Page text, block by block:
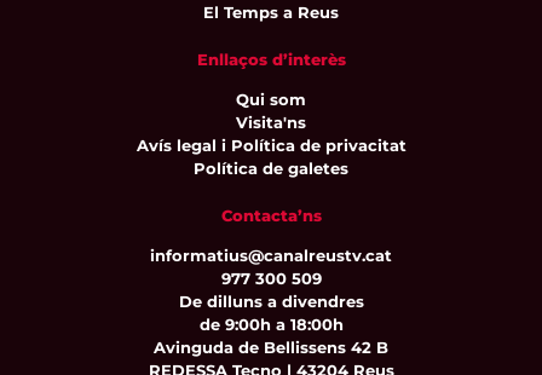
El Temps a Reus
Enllaços d’interès
Qui som
Visita'ns
Avís legal i Política de privacitat
Política de galetes
Contacta’ns
informatius@canalreustv.cat
977 300 509
De dilluns a divendres
de 9:00h a 18:00h
Avinguda de Bellissens 42 B
REDESSA Tecno | 43204 Reus